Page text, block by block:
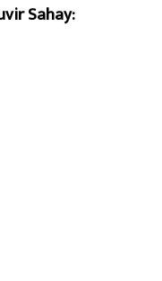
Sahay: